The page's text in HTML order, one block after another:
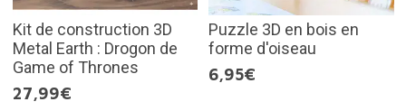
Kit de construction 3D
Metal Earth : Drogon de
Game of Thrones
27,99€
Puzzle 3D en bois en
forme d'oiseau
6,95€